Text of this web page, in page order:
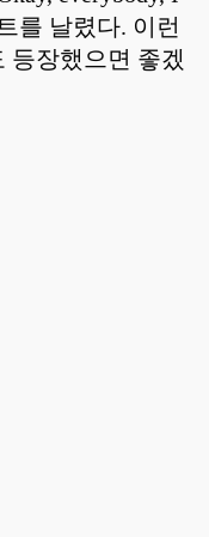
를 날렸다. 이런
등장했으면 좋겠